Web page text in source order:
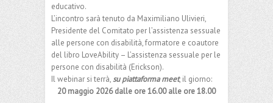
educativo.
L’incontro sarà tenuto da Maximiliano Ulivieri,
Presidente del Comitato per l’assistenza sessuale
alle persone con disabilità, formatore e coautore
del libro LoveAbility – L’assistenza sessuale per le
persone con disabilità (Erickson).
Il webinar si terrà,su piattaforma meet, il giorno:
20 maggio 2026 dalle ore 16.00 alle ore 18.00